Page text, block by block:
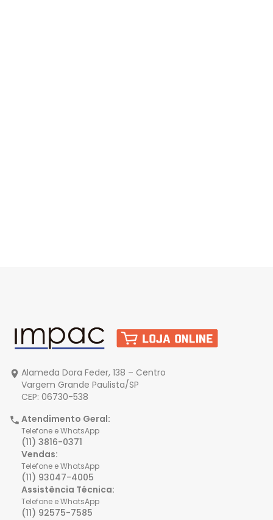
Alameda Dora Feder, 138 – Centro
Vargem Grande Paulista/SP
CEP: 06730-538
Atendimento Geral:
Telefone e WhatsApp
(11) 3816-0371
Vendas:
Telefone e WhatsApp
(11) 93047-4005
Assistência Técnica:
Telefone e WhatsApp
(11) 92575-7585